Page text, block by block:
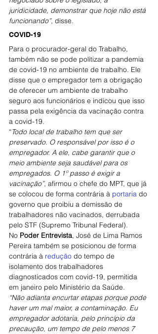
juridicidade, demonstrar que hoje não está
funcionando”, disse.
COVID-19
Para o procurador-geral do Trabalho,
também não se pode politizar a pandemia
de covid-19 no ambiente de trabalho. Ele
disse que o empregador tem a obrigação
de oferecer um ambiente de trabalho
seguro aos funcionários e indicou que isso
passa pela exigência da vacinação contra
a covid-19.
“Todo local de trabalho tem que ser
preservado. O responsável por isso é o
empregador. A ele, cabe garantir que o
meio ambiente seja saudável para os
empregados. O 1º passo é exigir a
vacinação”, afirmou o chefe do MPT, que já
se colocou de forma contrária à portaria do
governo que proibiu a demissão de
trabalhadores não vacinados, derrubada
pelo STF (Supremo Tribunal Federal).
No Poder Entrevista, José de Lima Ramos
Pereira também se posicionou de forma
contrária à redução do tempo de
isolamento dos trabalhadores
diagnosticados com covid-19, permitida
em janeiro pelo Ministério da Saúde.
“Não adianta encurtar etapas porque pode
haver um mal maior, a contaminação. Eu
empregador adotaria, pelo princípio da
precaução, um tempo de pelo menos 7